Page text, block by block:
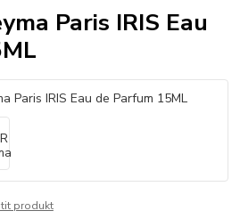
Paris IRIS Eau
produkt